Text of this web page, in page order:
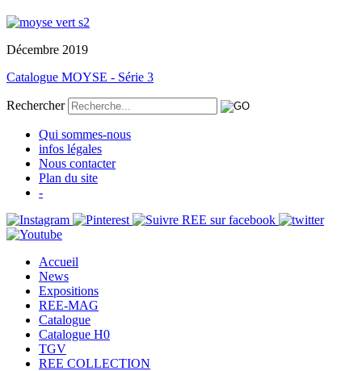
Décembre 2019
Catalogue MOYSE - Série 3
Rechercher
Qui sommes-nous
infos légales
Nous contacter
Plan du site
-
Accueil
News
Expositions
REE-MAG
Catalogue
Catalogue H0
TGV
REE COLLECTION